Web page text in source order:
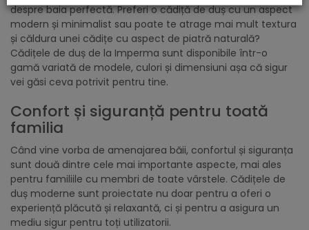
despre baia perfectă. Preferi o cădiță de duș cu un aspect
modern și minimalist sau poate te atrage mai mult textura
și căldura unei cădițe cu aspect de piatră naturală?
Cădițele de duș de la Imperma sunt disponibile într-o
gamă variată de modele, culori și dimensiuni așa că sigur
vei găsi ceva potrivit pentru tine.
Confort și siguranță pentru toată
familia
Când vine vorba de amenajarea băii, confortul și siguranța
sunt două dintre cele mai importante aspecte, mai ales
pentru familiile cu membri de toate vârstele. Cădițele de
duș moderne sunt proiectate nu doar pentru a oferi o
experiență plăcută și relaxantă, ci și pentru a asigura un
mediu sigur pentru toți utilizatorii.